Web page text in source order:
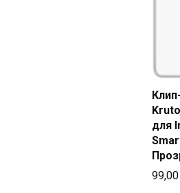
для
99,00